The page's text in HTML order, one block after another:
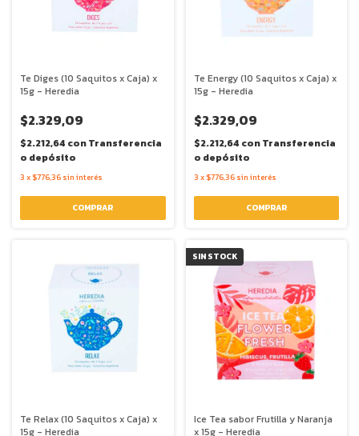
Te Diges (10 Saquitos x Caja) x
15g - Heredia
$2.329,09
$2.212,64 conTransferencia
o depósito
3 x $776,36 sin interés
Te Energy (10 Saquitos x Caja) x
15g - Heredia
$2.329,09
$2.212,64 conTransferencia
o depósito
3 x $776,36 sin interés
Te Relax (10 Saquitos x Caja) x
15g - Heredia
SIN STOCK
Ice Tea sabor Frutilla y Naranja
x 15g - Heredia